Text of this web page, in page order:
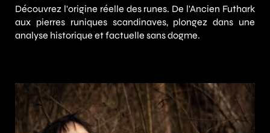
Découvrez l'origine réelle des runes. De l'Ancien Futhark
aux pierres runiques scandinaves, plongez dans une
analyse historique et factuelle sans dogme.